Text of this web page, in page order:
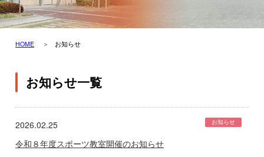
HOME お知らせ
お知らせ一覧
2026.02.25 お知らせ
令和８年度スポーツ教室開催のお知らせ